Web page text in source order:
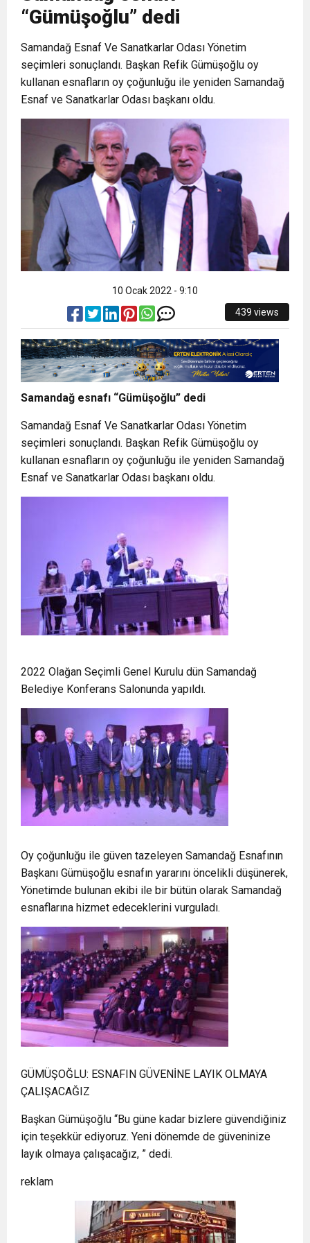
Cumhuriyet, Türk Milletinin Özgürlük
ve Onur Nişanesidir
6:19 HBB BAŞKANI ÖNTÜRK’ÜN
CUMHURİYET BAYRAMI MESAJI
17:36 KURUMLAR VERGİSİ ERTELENDİ
DUYURUSU
CEYLANDERE’DE BAŞKAN EMRAH
KARAÇAY’A SEVGİ SELİ
18:22 BAŞKAN SAMİ ÜSTÜN’DEN
GÖNÜLLERE DOKUNAN ZİYARET
“Gümüşoğlu” dedi
Samandağ Esnaf Ve Sanatkarlar Odası Yönetim
seçimleri sonuçlandı. Başkan Refik Gümüşoğlu oy
kullanan esnafların oy çoğunluğu ile yeniden Samandağ
Esnaf ve Sanatkarlar Odası başkanı oldu.
10 Ocak 2022 - 9:10
439 views
Samandağ esnafı “Gümüşoğlu” dedi
Samandağ Esnaf Ve Sanatkarlar Odası Yönetim
seçimleri sonuçlandı. Başkan Refik Gümüşoğlu oy
kullanan esnafların oy çoğunluğu ile yeniden Samandağ
Esnaf ve Sanatkarlar Odası başkanı oldu.
2022 Olağan Seçimli Genel Kurulu dün Samandağ
Belediye Konferans Salonunda yapıldı.
Oy çoğunluğu ile güven tazeleyen Samandağ Esnafının
Başkanı Gümüşoğlu esnafın yararını öncelikli düşünerek,
Yönetimde bulunan ekibi ile bir bütün olarak Samandağ
esnaflarına hizmet edeceklerini vurguladı.
GÜMÜŞOĞLU: ESNAFIN GÜVENİNE LAYIK OLMAYA
ÇALIŞACAĞIZ
Başkan Gümüşoğlu “Bu güne kadar bizlere güvendiğiniz
için teşekkür ediyoruz. Yeni dönemde de güveninize
layık olmaya çalışacağız, ” dedi.
reklam